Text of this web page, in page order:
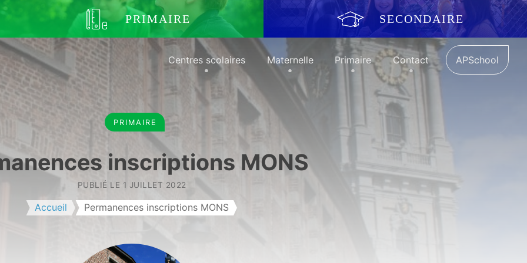
PRIMAIRE SECONDAIRE
Centres scolaires Maternelle Primaire Contact APSchool
PRIMAIRE
inscriptions MONS
PUBLIÉ LE 1 JUILLET 2022
Accueil Permanences inscriptions MONS